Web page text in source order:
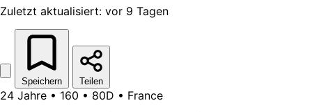
Zuletzt aktualisiert: vor 9 Tagen
Speichern Teilen
24 Jahre • 160 • 80D • France